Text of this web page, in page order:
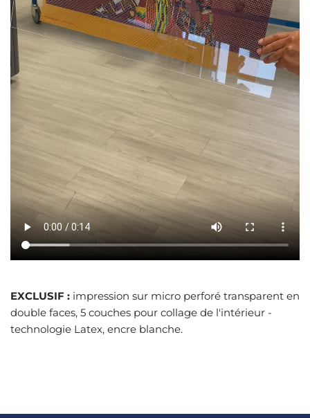
EXCLUSIF : impression sur micro perforé transparent en
double faces, 5 couches pour collage de l'intérieur -
technologie Latex, encre blanche.